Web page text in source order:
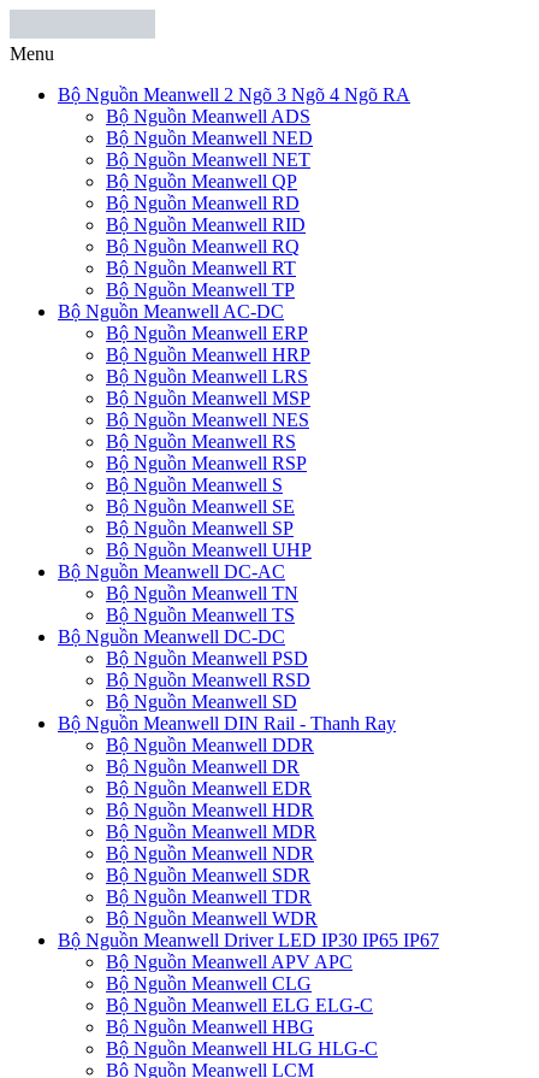
Menu
Bộ Nguồn Meanwell 2 Ngõ 3 Ngõ 4 Ngõ RA
Bộ Nguồn Meanwell ADS
Bộ Nguồn Meanwell NED
Bộ Nguồn Meanwell NET
Bộ Nguồn Meanwell QP
Bộ Nguồn Meanwell RD
Bộ Nguồn Meanwell RID
Bộ Nguồn Meanwell RQ
Bộ Nguồn Meanwell RT
Bộ Nguồn Meanwell TP
Bộ Nguồn Meanwell AC-DC
Bộ Nguồn Meanwell ERP
Bộ Nguồn Meanwell HRP
Bộ Nguồn Meanwell LRS
Bộ Nguồn Meanwell MSP
Bộ Nguồn Meanwell NES
Bộ Nguồn Meanwell RS
Bộ Nguồn Meanwell RSP
Bộ Nguồn Meanwell S
Bộ Nguồn Meanwell SE
Bộ Nguồn Meanwell SP
Bộ Nguồn Meanwell UHP
Bộ Nguồn Meanwell DC-AC
Bộ Nguồn Meanwell TN
Bộ Nguồn Meanwell TS
Bộ Nguồn Meanwell DC-DC
Bộ Nguồn Meanwell PSD
Bộ Nguồn Meanwell RSD
Bộ Nguồn Meanwell SD
Bộ Nguồn Meanwell DIN Rail - Thanh Ray
Bộ Nguồn Meanwell DDR
Bộ Nguồn Meanwell DR
Bộ Nguồn Meanwell EDR
Bộ Nguồn Meanwell HDR
Bộ Nguồn Meanwell MDR
Bộ Nguồn Meanwell NDR
Bộ Nguồn Meanwell SDR
Bộ Nguồn Meanwell TDR
Bộ Nguồn Meanwell WDR
Bộ Nguồn Meanwell Driver LED IP30 IP65 IP67
Bộ Nguồn Meanwell APV APC
Bộ Nguồn Meanwell CLG
Bộ Nguồn Meanwell ELG ELG-C
Bộ Nguồn Meanwell HBG
Bộ Nguồn Meanwell HLG HLG-C
Bộ Nguồn Meanwell LCM